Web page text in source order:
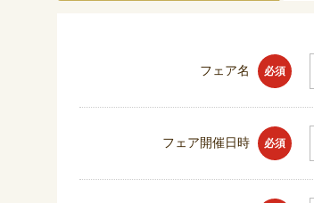
フェア名 必須
フェア開催日時 必須